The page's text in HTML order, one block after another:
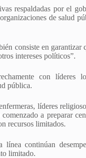
respaldadas por el
de salud
consiste en garantizar
intereses políticos”.
con líderes
pública.
líderes
a preparar
recursos limitados.
continúan
limitado.